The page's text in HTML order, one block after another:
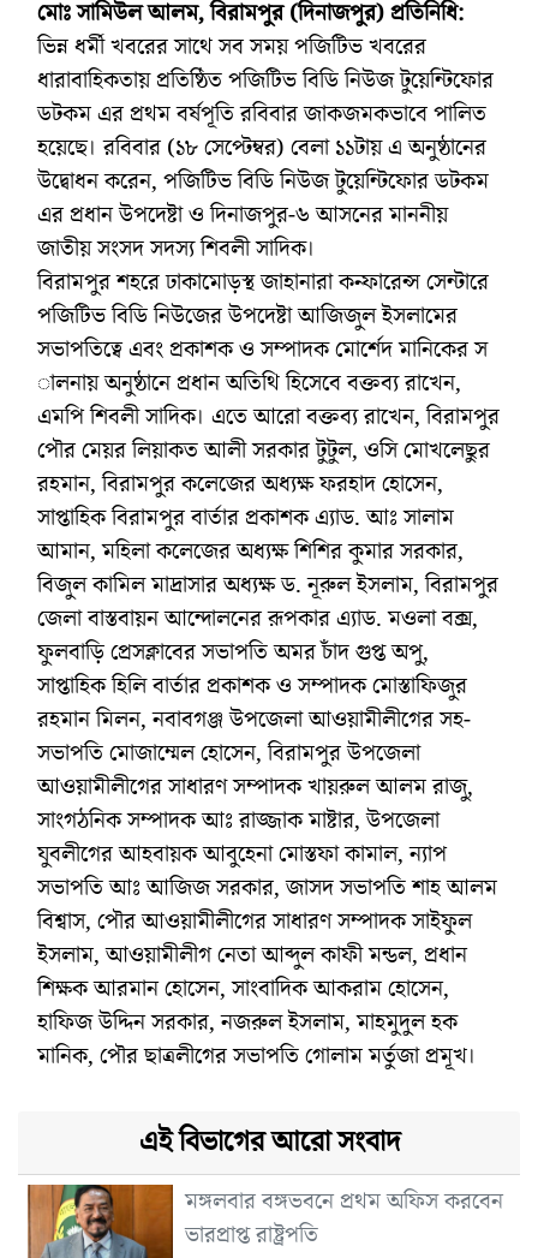
মোঃ সামিউল আলম, বিরামপুর (দিনাজপুর) প্রতিনিধি:
ভিন্ন ধর্মী খবরের সাথে সব সময় পজিটিভ খবরের
ধারাবাহিকতায় প্রতিষ্ঠিত পজিটিভ বিডি নিউজ টুয়েন্টিফোর
ডটকম এর প্রথম বর্ষপূতি রবিবার জাকজমকভাবে পালিত
হয়েছে। রবিবার (১৮ সেপ্টেম্বর) বেলা ১১টায় এ অনুষ্ঠানের
উদ্বোধন করেন, পজিটিভ বিডি নিউজ টুয়েন্টিফোর ডটকম
এর প্রধান উপদেষ্টা ও দিনাজপুর-৬ আসনের মাননীয়
জাতীয় সংসদ সদস্য শিবলী সাদিক।
বিরামপুর শহরে ঢাকামোড়স্থ জাহানারা কন্ফারেন্স সেন্টারে
পজিটিভ বিডি নিউজের উপদেষ্টা আজিজুল ইসলামের
সভাপতিত্বে এবং প্রকাশক ও সম্পাদক মোর্শেদ মানিকের স
ালনায় অনুষ্ঠানে প্রধান অতিথি হিসেবে বক্তব্য রাখেন,
এমপি শিবলী সাদিক। এতে আরো বক্তব্য রাখেন, বিরামপুর
পৌর মেয়র লিয়াকত আলী সরকার টুটুল, ওসি মোখলেছুর
রহমান, বিরামপুর কলেজের অধ্যক্ষ ফরহাদ হোসেন,
সাপ্তাহিক বিরামপুর বার্তার প্রকাশক এ্যাড. আঃ সালাম
আমান, মহিলা কলেজের অধ্যক্ষ শিশির কুমার সরকার,
বিজুল কামিল মাদ্রাসার অধ্যক্ষ ড. নূরুল ইসলাম, বিরামপুর
জেলা বাস্তবায়ন আন্দোলনের রূপকার এ্যাড. মওলা বক্স,
ফুলবাড়ি প্রেসক্লাবের সভাপতি অমর চাঁদ গুপ্ত অপু,
সাপ্তাহিক হিলি বার্তার প্রকাশক ও সম্পাদক মোস্তাফিজুর
রহমান মিলন, নবাবগঞ্জ উপজেলা আওয়ামীলীগের সহ-
সভাপতি মোজাম্মেল হোসেন, বিরামপুর উপজেলা
আওয়ামীলীগের সাধারণ সম্পাদক খায়রুল আলম রাজু,
সাংগঠনিক সম্পাদক আঃ রাজ্জাক মাষ্টার, উপজেলা
যুবলীগের আহবায়ক আবুহেনা মোস্তফা কামাল, ন্যাপ
সভাপতি আঃ আজিজ সরকার, জাসদ সভাপতি শাহ আলম
বিশ্বাস, পৌর আওয়ামীলীগের সাধারণ সম্পাদক সাইফুল
ইসলাম, আওয়ামীলীগ নেতা আব্দুল কাফী মন্ডল, প্রধান
শিক্ষক আরমান হোসেন, সাংবাদিক আকরাম হোসেন,
হাফিজ উদ্দিন সরকার, নজরুল ইসলাম, মাহমুদুল হক
মানিক, পৌর ছাত্রলীগের সভাপতি গোলাম মর্তুজা প্রমূখ।
এই বিভাগের আরো সংবাদ
মঙ্গলবার বঙ্গভবনে প্রথম অফিস করবেন
ভারপ্রাপ্ত রাষ্ট্রপতি